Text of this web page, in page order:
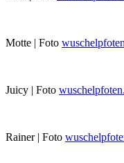
Motte | Foto
Juicy | Foto
Rainer | Foto